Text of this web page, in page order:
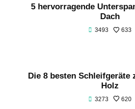
5 hervorragende
Dach
3493 633
Die 8 besten Schleifgeräte
Holz
3273 620